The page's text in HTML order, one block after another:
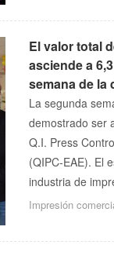
El valor total
asciende a
semana de la
La segunda
demostrado ser
Q.I. Press
(QIPC-EAE). El
industria de
Impresión